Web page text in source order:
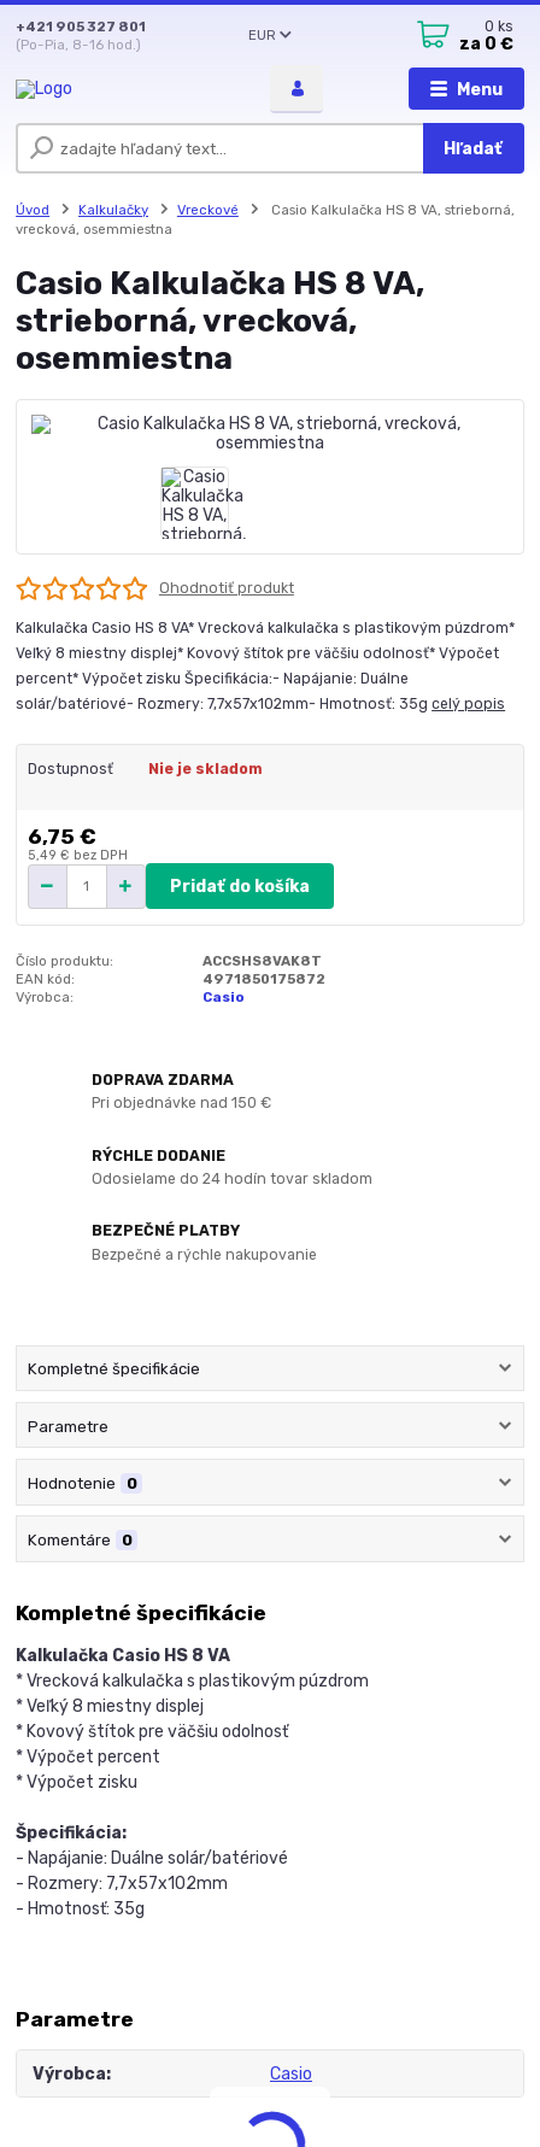
Menu
EUR
Hľadať
+421 905 327 801
(Po-Pia, 8-16 hod.)
0 ks
za 0 €
Úvod Kalkulačky Vreckové
Casio Kalkulačka HS 8 VA, strieborná,
vrecková, osemmiestna
Casio Kalkulačka HS 8 VA,
strieborná, vrecková,
osemmiestna
Ohodnotiť produkt
Kalkulačka Casio HS 8 VA* Vrecková kalkulačka s plastikovým púzdrom*
Veľký 8 miestny displej* Kovový štítok pre väčšiu odolnosť* Výpočet
percent* Výpočet zisku Špecifikácia:- Napájanie: Duálne
solár/batériové- Rozmery: 7,7x57x102mm- Hmotnosť: 35gcelý popis
Dostupnosť Nie je skladom
6,75 €
5,49 € bez DPH
Pridať do košíka
Číslo produktu:
ACCSHS8VAK8T
EAN kód:
4971850175872
Výrobca:
Casio
DOPRAVA ZDARMA
Pri objednávke nad 150 €
RÝCHLE DODANIE
Odosielame do 24 hodín tovar skladom
BEZPEČNÉ PLATBY
Bezpečné a rýchle nakupovanie
Kompletné špecifikácie
Parametre
Hodnotenie 0
Komentáre 0
Kompletné špecifikácie
Kalkulačka Casio HS 8 VA
* Vrecková kalkulačka s plastikovým púzdrom
* Veľký 8 miestny displej
* Kovový štítok pre väčšiu odolnosť
* Výpočet percent
* Výpočet zisku
Špecifikácia:
- Napájanie: Duálne solár/batériové
- Rozmery: 7,7x57x102mm
- Hmotnosť: 35g
Parametre
Výrobca Casio